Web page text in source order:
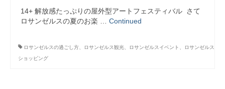
14+ 解放感たっぷりの屋外型アートフェスティバル さて
ロサンゼルスの夏のお楽 … Continued
ロサンゼルスの過ごし方、ロサンゼルス観光、ロサンゼルスイベント、ロサンゼルス
ショッピング